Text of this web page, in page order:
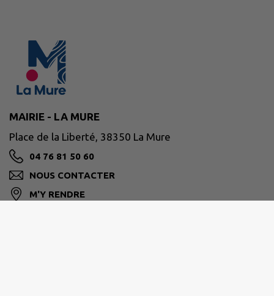
MAIRIE - LA MURE
Place de la Liberté, 38350 La Mure
04 76 81 50 60
NOUS CONTACTER
M'Y RENDRE